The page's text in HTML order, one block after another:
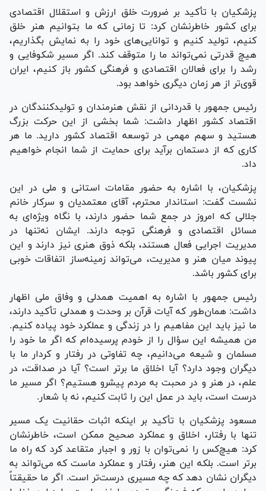
پزشکیان با تأکید بر ضرورت خلق ارزش و استقلال اقتصادی
برای کشور خاطرنشان کرد: تا زمانی که ما بتوانیم هنر خلق
کنیم، تولید کنیم و توانایی‌های خود را به نمایش بگذاریم،
هیچ قدرتی نمی‌تواند ما را متوقف کند. اگر مسیر شکوفایی و
رشد را برای فعالان اقتصادی و فرهنگی کشور باز کنیم، ایران
قوی‌تر از هر زمان دیگری خواهد بود.
رئیس جمهور با قدردانی از نقش هنرمندان و تولیدکنندگان در
اقتصاد کشور اظهار داشت: شما بخشی از این حرکت بزرگ
هستید و سهم مهمی در توسعه اقتصاد کشور دارید. ما هر
کاری که از دستمان برآید برای حمایت از شما انجام خواهیم
داد.
پزشکیان، با اشاره به حضور مقامات استانی و ملی در این
نشست گفت: استاندار محترم، آقای معتمدیان و سرکار خانم
جلالی که امروز در جمع شما حضور دارند، با نگاه ویژه‌ای به
مسائل اقتصادی و فرهنگی توجه دارند. ایشان نه‌تنها در
مدیریت اجرایی فعال هستند، بلکه ذوق هنری نیز دارند و این
پیوند میان هنر و مدیریت، می‌تواند زمینه‌ساز اتفاقات خوبی
برای کشور باشد.
رئیس جمهور با اشاره به اهمیت همدلی و وفاق ملی اظهار
داشت: همان‌طور که آیات قرآن بر وحدت و همدلی تأکید دارند،
ما نیز باید این مفاهیم را در زندگی و عملکرد خود پیاده کنیم.
من همیشه این سؤال را از خودم پرسیده‌ام که اگر ما خود را
مسلمان و شیعه می‌دانیم، چه تفاوتی در رفتار و کردار ما با
دیگران وجود دارد؟ آیا اخلاق ما برتر است؟ آیا در صداقت، در
علم، در هنر و در محبت به مردم پیشرو هستیم؟ اگر مسیر ما
درست است، باید در عمل این را ثابت کنیم، نه با شعار.
مسعود پزشکیان با تأکید بر اینکه اثبات حقانیت یک مسیر
تنها با رفتار، اخلاق و عملکرد صحیح ممکن است، خاطرنشان
کرد: هیچ‌کس را نمی‌توان با زور و اجبار متقاعد کرد که راه ما
برتر است. بلکه این هنر، رفتار و عملکرد ماست که می‌تواند به
دیگران نشان دهد که چه مسیری درست‌تر است. اگر ما حقیقتاً